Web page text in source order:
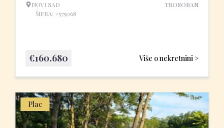
NOVI SAD
ŠIFRA: #575068
TROSOBAN
Više o nekretnini >
€160.680
Plac